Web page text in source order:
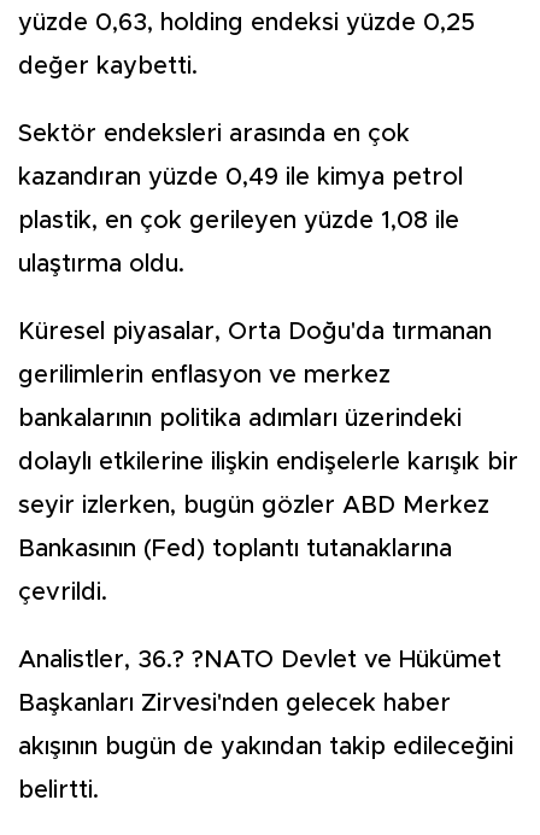
yüzde 0,63, holding endeksi yüzde 0,25
değer kaybetti.
Sektör endeksleri arasında en çok
kazandıran yüzde 0,49 ile kimya petrol
plastik, en çok gerileyen yüzde 1,08 ile
ulaştırma oldu.
Küresel piyasalar, Orta Doğu'da tırmanan
gerilimlerin enflasyon ve merkez
bankalarının politika adımları üzerindeki
dolaylı etkilerine ilişkin endişelerle karışık bir
seyir izlerken, bugün gözler ABD Merkez
Bankasının (Fed) toplantı tutanaklarına
çevrildi.
Analistler, 36.? ?NATO Devlet ve Hükümet
Başkanları Zirvesi'nden gelecek haber
akışının bugün de yakından takip edileceğini
belirtti.